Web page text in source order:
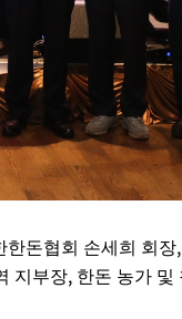
한돈협회 손세희 회장,
지부장, 한돈 농가 및